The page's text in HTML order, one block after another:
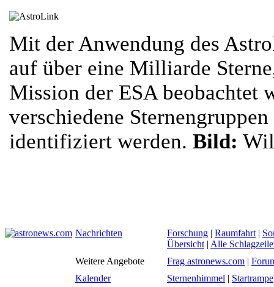
Mit der Anwendung des
auf über eine Milliarde
Mission der ESA beobachtet
verschiedene
identifiziert werden. Bild:
Nachrichten Forschung | Raumfahrt |
Übersicht | Alle
Weitere Angebote
Frag astronews.com |
Kalender
Sternenhimmel | Startrampe